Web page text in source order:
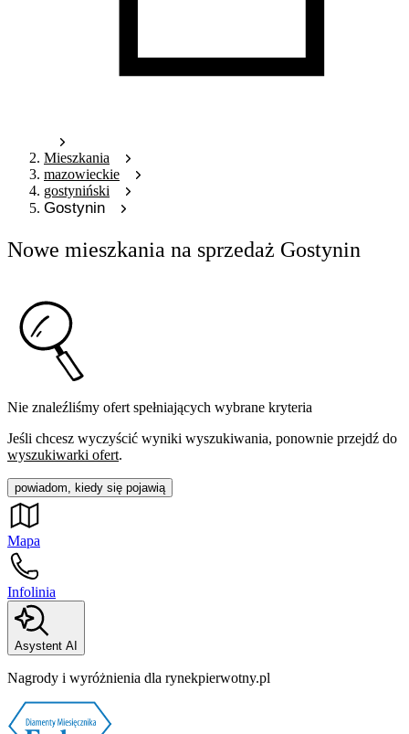
Mieszkania
mazowieckie
gostyniński
Gostynin
Nowe mieszkania na sprzedaż Gostynin
Nie znaleźliśmy ofert spełniających wybrane kryteria
Jeśli chcesz wyczyścić wyniki wyszukiwania, ponownie przejdź do
wyszukiwarki ofert.
powiadom, kiedy się pojawią
Mapa
Infolinia
Asystent AI
Nagrody i wyróżnienia dla rynekpierwotny.pl